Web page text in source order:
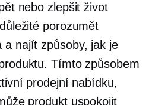
nebo zlepšit život
porozumět
a najít způsoby, jak je
Tímto způsobem
prodejní nabídku,
produkt uspokojit